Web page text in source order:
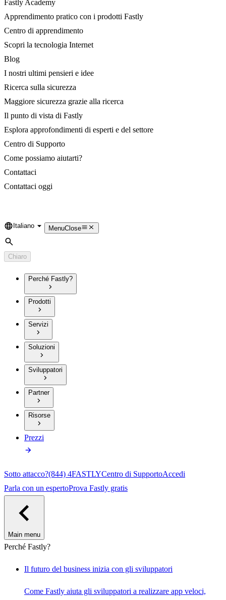
Fastly Academy
Apprendimento pratico con i prodotti Fastly
Centro di apprendimento
Scopri la tecnologia Internet
Blog
I nostri ultimi pensieri e idee
Ricerca sulla sicurezza
Maggiore sicurezza grazie alla ricerca
Il punto di vista di Fastly
Esplora approfondimenti di esperti e del settore
Centro di Supporto
Come possiamo aiutarti?
Contattaci
Contattaci oggi
Language
Italiano MenuClose
Cerca
Chiaro
Perché Fastly?
Prodotti
Servizi
Soluzioni
Sviluppatori
Partner
Risorse
Prezzi
Sotto attacco?(844) 4FASTLYCentro di SupportoAccedi
Parla con un espertoProva Fastly gratis
Main menu
Perché Fastly?
Il futuro del business inizia con gli sviluppatori
Come Fastly aiuta gli sviluppatori a realizzare app veloci,